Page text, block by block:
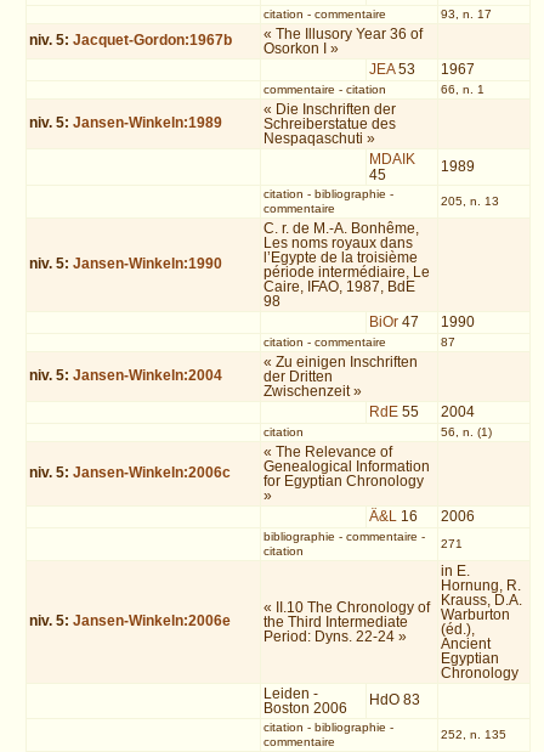
citation - commentaire 93, n. 17
niv. 5:Jacquet-Gordon:1967b
« The Illusory Year 36 of
Osorkon I »
JEA53 1967
commentaire - citation 66, n. 1
niv. 5:Jansen-Winkeln:1989
« Die Inschriften der
Schreiberstatue des
Nespaqaschuti »
MDAIK
45
1989
citation - bibliographie -
commentaire
205, n. 13
niv. 5:Jansen-Winkeln:1990
C. r. de M.-A. Bonhême,
Les noms royaux dans
l’Egypte de la troisième
période intermédiaire, Le
Caire, IFAO, 1987, BdE
98
BiOr 47 1990
citation - commentaire 87
niv. 5:Jansen-Winkeln:2004
« Zu einigen Inschriften
der Dritten
Zwischenzeit »
RdE 55 2004
citation 56, n. (1)
niv. 5:Jansen-Winkeln:2006c
« The Relevance of
Genealogical Information
for Egyptian Chronology
»
Ä&L 16 2006
bibliographie - commentaire -
citation
271
niv. 5:Jansen-Winkeln:2006e
« II.10 The Chronology of
the Third Intermediate
Period: Dyns. 22-24 »
in E.
Hornung, R.
Krauss, D.A.
Warburton
(éd.),
Ancient
Egyptian
Chronology
Leiden -
Boston 2006
HdO 83
citation - bibliographie -
commentaire
252, n. 135